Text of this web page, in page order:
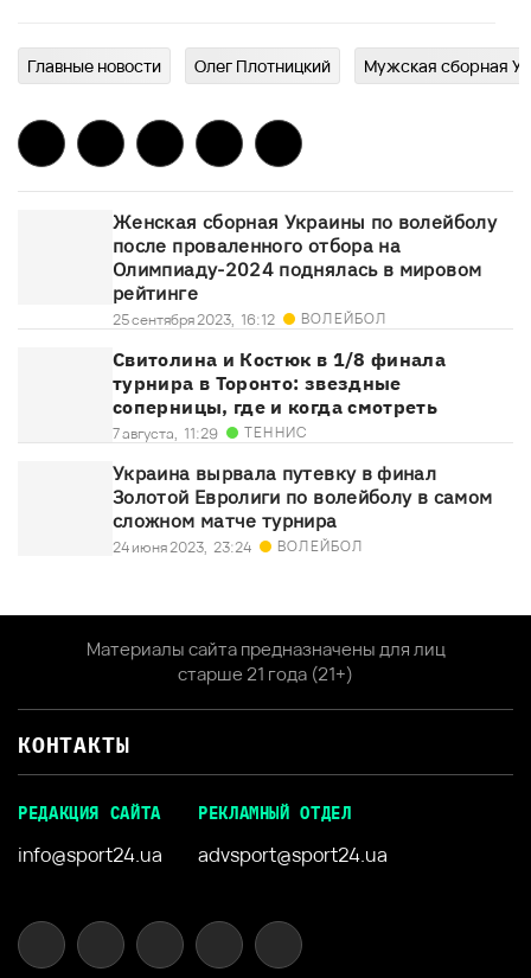
Главныe новости Олег Плотницкий Мужская сборная
Женская сборная Украины по волейболу
после проваленного отбора на
Олимпиаду-2024 поднялась в мировом
рейтинге
25 сентября 2023, 16:12 ВОЛЕЙБОЛ
Свитолина и Костюк в 1/8 финала
турнира в Торонто: звездные
соперницы, где и когда смотреть
7 августа, 11:29 ТЕННИС
Украина вырвала путевку в финал
Золотой Евролиги по волейболу в самом
сложном матче турнира
24 июня 2023, 23:24 ВОЛЕЙБОЛ
Материалы сайта предназначены для лиц
старше 21 года (21+)
КОНТАКТЫ
РЕДАКЦИЯ САЙТА
info@sport24.ua
РЕКЛАМНЫЙ ОТДЕЛ
advsport@sport24.ua